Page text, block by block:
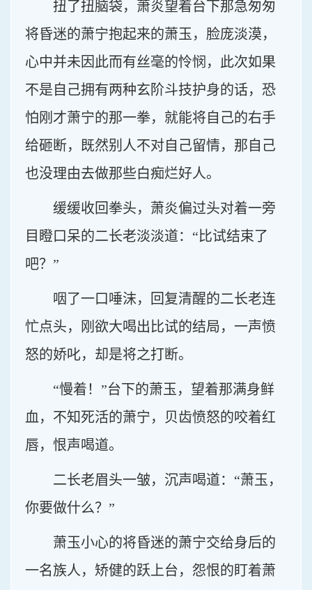
扭了扭脑袋，萧炎望着台下那急匆匆
将昏迷的萧宁抱起来的萧玉，脸庞淡漠，
心中并未因此而有丝毫的怜悯，此次如果
不是自己拥有两种玄阶斗技护身的话，恐
怕刚才萧宁的那一拳，就能将自己的右手
给砸断，既然别人不对自己留情，那自己
也没理由去做那些白痴烂好人。
缓缓收回拳头，萧炎偏过头对着一旁
目瞪口呆的二长老淡淡道：“比试结束了
吧？”
咽了一口唾沫，回复清醒的二长老连
忙点头，刚欲大喝出比试的结局，一声愤
怒的娇叱，却是将之打断。
“慢着！”台下的萧玉，望着那满身鲜
血，不知死活的萧宁，贝齿愤怒的咬着红
唇，恨声喝道。
二长老眉头一皱，沉声喝道：“萧玉，
你要做什么？”
萧玉小心的将昏迷的萧宁交给身后的
一名族人，矫健的跃上台，怨恨的盯着萧